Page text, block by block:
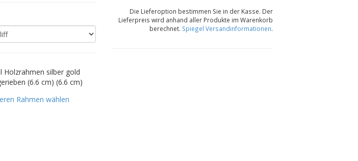
Holzrahmen silber gold
(6.6 cm) (6.6 cm)
Rahmen wählen
Die Lieferoption bestimmen Sie in der Kasse. Der
Lieferpreis wird anhand aller Produkte im Warenkorb
berechnet. Spiegel Versandinformationen.